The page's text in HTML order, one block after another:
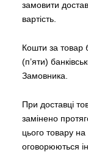
замовити
вартість.
Кошти за товар
(п’яти)
Замовника.
При доставці
замінено
цього товару
оговорюються